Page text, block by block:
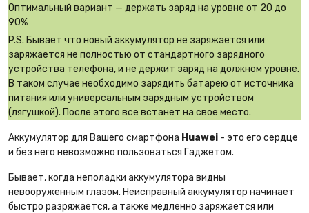
Оптимальный вариант — держать заряд на уровне от 20 до
90%
P.S. Бывает что новый аккумулятор не заряжается или
заряжается не полностью от стандартного зарядного
устройства телефона, и не держит заряд на должном уровне.
В таком случае необходимо зарядить батарею от источника
питания или универсальным зарядным устройством
(лягушкой). После этого все встанет на свое место.
Аккумулятор для Вашего смартфона Huawei - это его сердце
и без него невозможно пользоваться Гаджетом.
Бывает, когда неполадки аккумулятора видны
невооруженным глазом. Неисправный аккумулятор начинает
быстро разряжается, а также медленно заряжается или